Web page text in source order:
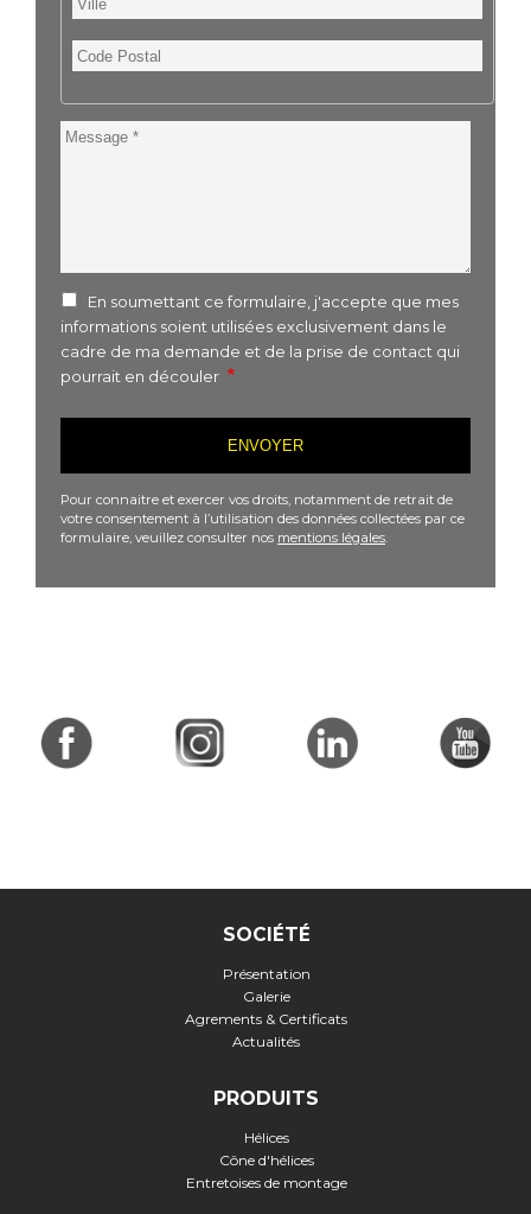
Code
Postal
Message
En soumettant ce formulaire, j'accepte que mes
informations soient utilisées exclusivement dans le
cadre de ma demande et de la prise de contact qui
pourrait en découler
Pour connaitre et exercer vos droits, notamment de retrait de
votre consentement à l’utilisation des données collectées par ce
formulaire, veuillez consulter nos mentions légales
SOCIÉTÉ
Présentation
Galerie
Agrements & Certificats
Actualités
PRODUITS
Hélices
Cône d'hélices
Entretoises de montage